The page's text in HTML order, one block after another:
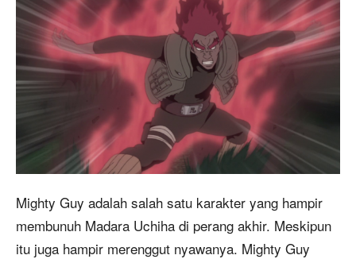
Mighty Guy adalah salah satu karakter yang hampir
membunuh Madara Uchiha di perang akhir. Meskipun
itu juga hampir merenggut nyawanya. Mighty Guy